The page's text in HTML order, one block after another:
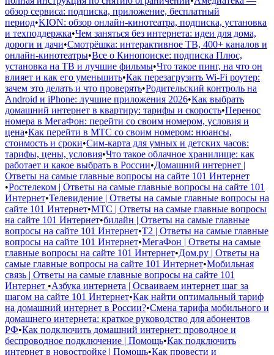
обзор сервиса: подписка, приложение, бесплатный
период•KION: обзор онлайн-кинотеатра, подписка, установка
и техподдержка•Чем заняться без интернета: идеи для дома,
дороги и дачи•Смотрёшка: интерактивное ТВ, 400+ каналов и
онлайн-кинотеатры•Все о Кинопоиске: подписка Плюс,
установка на ТВ и лучшие фильмы•Что такое пинг, на что он
влияет и как его уменьшить•Как перезагрузить Wi-Fi роутер:
зачем это делать и что проверять•Родительский контроль на
Android и iPhone: лучшие приложения 2026•Как выбрать
домашний интернет в квартиру: тарифы и скорость•Перенос
номера в МегаФон: перейти со своим номером, условия и
цена•Как перейти в МТС со своим номером: нюансы,
стоимость и сроки•Сим-карта для умных и детских часов:
тарифы, цены, условия•Что такое облачное хранилище: как
работает и какое выбрать в России•Домашний интернет |
Ответы на самые главные вопросы на сайте 101 Интернет
•Ростелеком | Ответы на самые главные вопросы на сайте 101
Интернет•Телевидение | Ответы на самые главные вопросы на
сайте 101 Интернет•МТС | Ответы на самые главные вопросы
на сайте 101 Интернет•билайн | Ответы на самые главные
вопросы на сайте 101 Интернет•Т2 | Ответы на самые главные
вопросы на сайте 101 Интернет•МегаФон | Ответы на самые
главные вопросы на сайте 101 Интернет•Дом.ру | Ответы на
самые главные вопросы на сайте 101 Интернет•Мобильная
связь | Ответы на самые главные вопросы на сайте 101
Интернет •Азбука интернета | Осваиваем интернет шаг за
шагом на сайте 101 Интернет•Как найти оптимальный тариф
на домашний интернет в России?•Смена тарифа мобильного и
домашнего интернета: краткое руководство для абонентов
РФ•Как подключить домашний интернет: проводное и
беспроводное подключение | Помощь•Как подключить
интернет в новостройке | Помощь•Как провести и